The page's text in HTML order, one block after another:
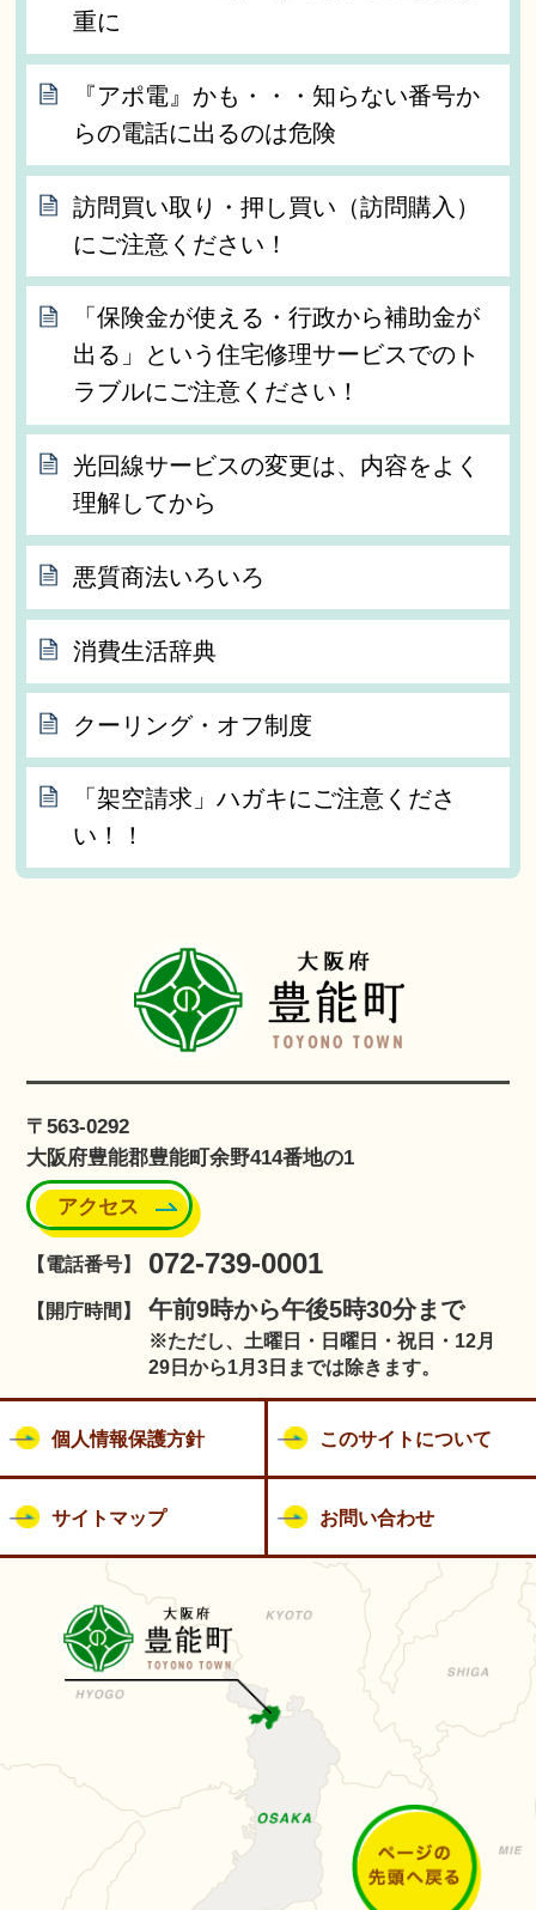
重に
『アポ電』かも・・・知らない番号か
らの電話に出るのは危険
訪問買い取り・押し買い（訪問購入）
にご注意ください！
「保険金が使える・行政から補助金が
出る」という住宅修理サービスでのト
ラブルにご注意ください！
光回線サービスの変更は、内容をよく
理解してから
悪質商法いろいろ
消費生活辞典
クーリング・オフ制度
「架空請求」ハガキにご注意くださ
い！！
〒563-0292
大阪府豊能郡豊能町余野414番地の1
アクセス
【電話番号】 072-739-0001
【開庁時間】 午前9時から午後5時30分まで
※ただし、土曜日・日曜日・祝日・12月
29日から1月3日までは除きます。
個人情報保護方針 このサイトについて
サイトマップ お問い合わせ